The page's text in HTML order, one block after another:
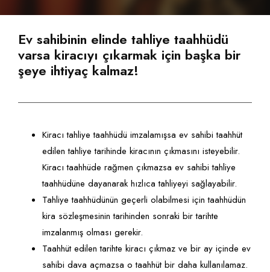
Ekibimize Katılmak İster Misiniz?
Online Hukuki Danışmanlık
Gayrimenkul Hukuku
Miras Hukuku
Ticari İşletme Ve Şirketler Hukuku
TÜMÜNÜ GÖRÜNTÜLE
Resmi Gazete'de Bugün
TÜMÜNÜ GÖRÜNTÜLE
Ev sahibinin elinde tahliye taahhüdü
varsa kiracıyı çıkarmak için başka bir
şeye ihtiyaç kalmaz!
Kiracı tahliye taahhüdü imzalamışsa ev sahibi taahhüt
edilen tahliye tarihinde kiracının çıkmasını isteyebilir.
Kiracı taahhüde rağmen çıkmazsa ev sahibi tahliye
taahhüdüne dayanarak hızlıca tahliyeyi sağlayabilir.
Tahliye taahhüdünün geçerli olabilmesi için taahhüdün
kira sözleşmesinin tarihinden sonraki bir tarihte
imzalanmış olması gerekir.
Taahhüt edilen tarihte kiracı çıkmaz ve bir ay içinde ev
sahibi dava açmazsa o taahhüt bir daha kullanılamaz.